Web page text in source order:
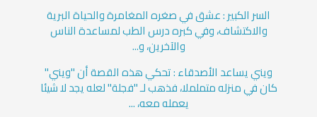
السر الكبير : عشق في صغره المغامرة والحياة البرية
والاكتشاف، وفي كبره درس الطب لمساعدة الناس
والآخرين، و...
ويني يساعد الأصدقاء : تحكي هذه القصة أن "ويني"
كان في منزله متململا، فذهب لـ "فجلة" لعله يجد لا شيئا
يعمله معه، ...